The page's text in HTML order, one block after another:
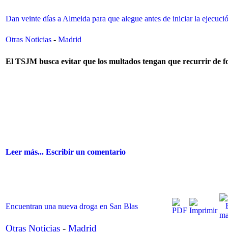
Dan veinte días a Almeida para que alegue antes de iniciar la
Otras Noticias - Madrid
El TSJM busca evitar que los multados tengan que recurrir de
Leer más... Escribir un comentario
Encuentran una nueva droga en San Blas
Otras Noticias - Madrid